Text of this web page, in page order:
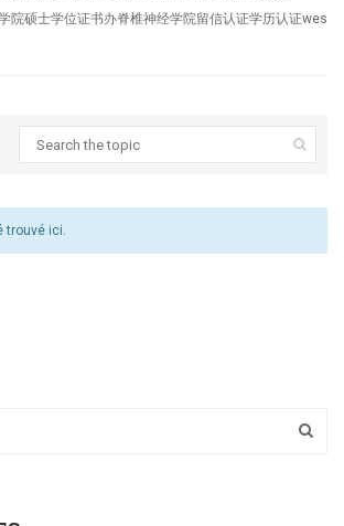
院硕士学位证书办脊椎神经学院留信认证学历认证wes
trouvé ici.